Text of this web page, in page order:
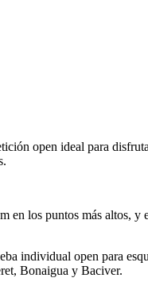
open ideal para
en los puntos más altos,
individual open para
Bonaigua y Baciver.